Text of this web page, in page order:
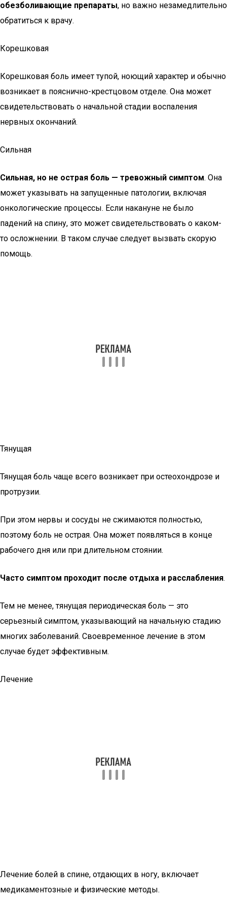
обезболивающие препараты, но важно незамедлительно
обратиться к врачу.
Корешковая
Корешковая боль имеет тупой, ноющий характер и обычно
возникает в пояснично-крестцовом отделе. Она может
свидетельствовать о начальной стадии воспаления
нервных окончаний.
Сильная
Сильная, но не острая боль — тревожный симптом. Она
может указывать на запущенные патологии, включая
онкологические процессы. Если накануне не было
падений на спину, это может свидетельствовать о каком-
то осложнении. В таком случае следует вызвать скорую
помощь.
Тянущая
Тянущая боль чаще всего возникает при остеохондрозе и
протрузии.
При этом нервы и сосуды не сжимаются полностью,
поэтому боль не острая. Она может появляться в конце
рабочего дня или при длительном стоянии.
Часто симптом проходит после отдыха и расслабления.
Тем не менее, тянущая периодическая боль — это
серьезный симптом, указывающий на начальную стадию
многих заболеваний. Своевременное лечение в этом
случае будет эффективным.
Лечение
Лечение болей в спине, отдающих в ногу, включает
медикаментозные и физические методы.